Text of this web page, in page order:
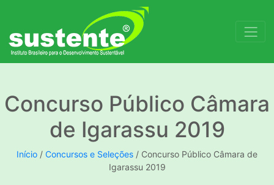
Concurso Público Câmara
de Igarassu 2019
Início / Concursos e Seleções / Concurso Público Câmara de
Igarassu 2019